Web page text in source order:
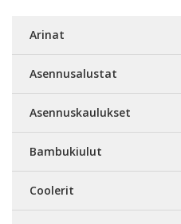
Arinat
Asennusalustat
Asennuskaulukset
Bambukiulut
Coolerit